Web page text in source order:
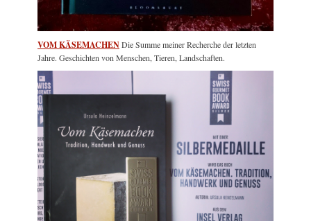
VOM KÄSEMACHENDie Summe meiner Recherche der letzten
Jahre. Geschichten von Menschen, Tieren, Landschaften.